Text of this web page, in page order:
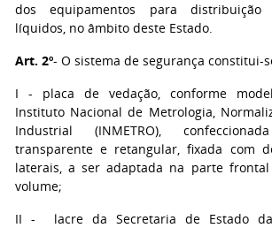
dos equipamentos para distribuição
líquidos, no âmbito deste Estado.
Art. 2º- O sistema de segurança constitui-
I - placa de vedação, conforme
Instituto Nacional de Metrologia,
Industrial (INMETRO),
transparente e retangular, fixada com
laterais, a ser adaptada na parte
volume;
II - lacre da Secretaria de Estado da